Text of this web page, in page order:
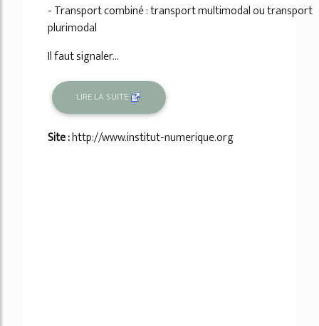
- Transport combiné : transport multimodal ou transport
plurimodal
Il faut signaler...
LIRE LA SUITE
Site :http://www.institut-numerique.org